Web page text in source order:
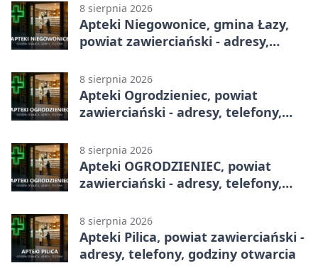
8 sierpnia 2026
Apteki Niegowonice, gmina Łazy,
powiat zawierciański - adresy,
8 sierpnia 2026
Apteki Ogrodzieniec, powiat
zawierciański - adresy, telefony,
8 sierpnia 2026
Apteki OGRODZIENIEC, powiat
zawierciański - adresy, telefony,
8 sierpnia 2026
Apteki Pilica, powiat zawierciański -
adresy, telefony, godziny otwarcia